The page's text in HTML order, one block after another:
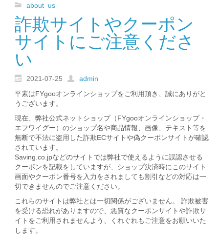
about_us
詐欺サイトやクーポン
サイトにご注意くださ
い
2021-07-25
admin
平素はFYgooオンラインショップをご利用頂き、誠にありがと
うございます。
現在、弊社公式ネットショップ（FYgooオンラインショップ・
エフワイグー）のショップ名や商品情報、画像、テキスト等を
無断で不法に盗用した詐欺ECサイトや偽クーポンサイトが確認
されています。
Saving.co.jpなどのサイトでは弊社で使えるように誤認させる
クーポンを記載をしていますが、ショップ決済時にこのサイト
画面やクーポン番号を入力をされましても割引などの対応は一
切できませんのでご注意ください。
これらのサイトは弊社とは一切関係がございません。 詐欺被害
を受ける恐れがありますので、悪質なクーポンサイトや詐欺サ
イトをご利用されませんよう、くれぐれもご注意をお願いいた
します。